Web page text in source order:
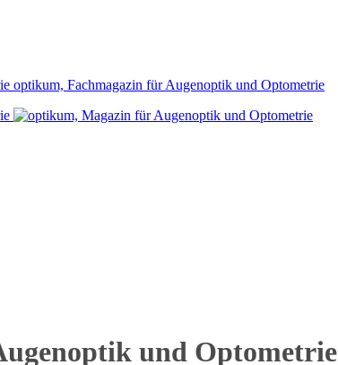
optikum, Fachmagazin für Augenoptik und Optometrie
und Optometrie